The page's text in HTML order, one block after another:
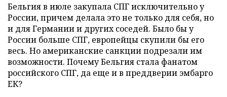
Бельгия в июле закупала СПГ исключительно у
России, причем делала это не только для себя, но
и для Германии и других соседей. Было бы у
России больше СПГ, европейцы скупили бы его
весь. Но американские санкции подрезали им
возможности. Почему Бельгия стала фанатом
российского СПГ, да еще и в преддверии эмбарго
ЕК?